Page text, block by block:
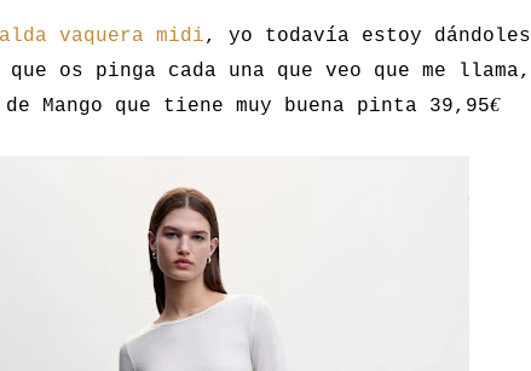
vaquera midi, yo todavía estoy dándoles
os pinga cada una que veo que me llama,
de Mango que tiene muy buena pinta 39,95€